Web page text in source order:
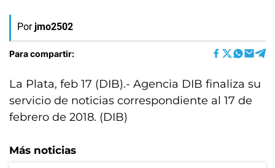
Por jmo2502
Para compartir:
La Plata, feb 17 (DIB).- Agencia DIB finaliza su
servicio de noticias correspondiente al 17 de
febrero de 2018. (DIB)
Más noticias